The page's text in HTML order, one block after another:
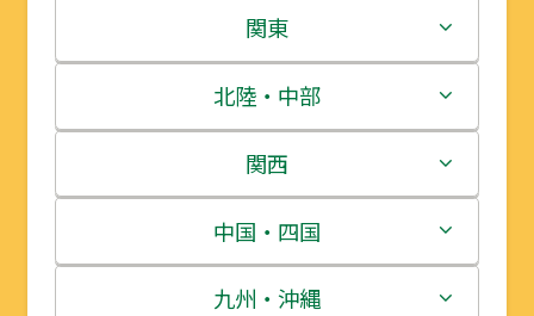
北海道
青森県
岩手県
宮城県
秋田県
関東
茨城県
栃木県
群馬県
埼玉県
北陸・中部
新潟県
富山県
石川県
関西
三重県
滋賀県
中国・四国
鳥取県
九州・沖縄